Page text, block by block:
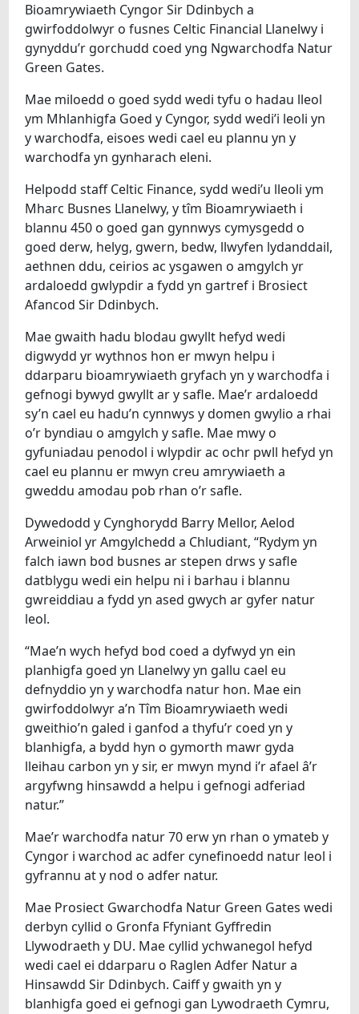
Bioamrywiaeth Cyngor Sir Ddinbych a
gwirfoddolwyr o fusnes Celtic Financial Llanelwy i
gynyddu’r gorchudd coed yng Ngwarchodfa Natur
Green Gates.
Mae miloedd o goed sydd wedi tyfu o hadau lleol
ym Mhlanhigfa Goed y Cyngor, sydd wedi’i leoli yn
y warchodfa, eisoes wedi cael eu plannu yn y
warchodfa yn gynharach eleni.
Helpodd staff Celtic Finance, sydd wedi’u lleoli ym
Mharc Busnes Llanelwy, y tîm Bioamrywiaeth i
blannu 450 o goed gan gynnwys cymysgedd o
goed derw, helyg, gwern, bedw, llwyfen lydanddail,
aethnen ddu, ceirios ac ysgawen o amgylch yr
ardaloedd gwlypdir a fydd yn gartref i Brosiect
Afancod Sir Ddinbych.
Mae gwaith hadu blodau gwyllt hefyd wedi
digwydd yr wythnos hon er mwyn helpu i
ddarparu bioamrywiaeth gryfach yn y warchodfa i
gefnogi bywyd gwyllt ar y safle. Mae’r ardaloedd
sy’n cael eu hadu’n cynnwys y domen gwylio a rhai
o’r byndiau o amgylch y safle. Mae mwy o
gyfuniadau penodol i wlypdir ac ochr pwll hefyd yn
cael eu plannu er mwyn creu amrywiaeth a
gweddu amodau pob rhan o’r safle.
Dywedodd y Cynghorydd Barry Mellor, Aelod
Arweiniol yr Amgylchedd a Chludiant, “Rydym yn
falch iawn bod busnes ar stepen drws y safle
datblygu wedi ein helpu ni i barhau i blannu
gwreiddiau a fydd yn ased gwych ar gyfer natur
leol.
“Mae’n wych hefyd bod coed a dyfwyd yn ein
planhigfa goed yn Llanelwy yn gallu cael eu
defnyddio yn y warchodfa natur hon. Mae ein
gwirfoddolwyr a’n Tîm Bioamrywiaeth wedi
gweithio’n galed i ganfod a thyfu’r coed yn y
blanhigfa, a bydd hyn o gymorth mawr gyda
lleihau carbon yn y sir, er mwyn mynd i’r afael â’r
argyfwng hinsawdd a helpu i gefnogi adferiad
natur.”
Mae’r warchodfa natur 70 erw yn rhan o ymateb y
Cyngor i warchod ac adfer cynefinoedd natur leol i
gyfrannu at y nod o adfer natur.
Mae Prosiect Gwarchodfa Natur Green Gates wedi
derbyn cyllid o Gronfa Ffyniant Gyffredin
Llywodraeth y DU. Mae cyllid ychwanegol hefyd
wedi cael ei ddarparu o Raglen Adfer Natur a
Hinsawdd Sir Ddinbych. Caiff y gwaith yn y
blanhigfa goed ei gefnogi gan Lywodraeth Cymru,